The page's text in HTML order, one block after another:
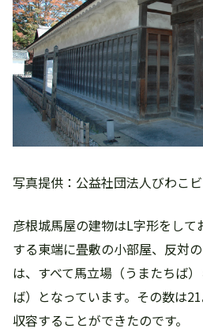
写真提供：公益社団法人びわこ
彦根城馬屋の建物はL字形をして
する東端に畳敷の小部屋、反対
は、すべて馬立場（うまたちば
ば）となっています。その数は
収容することができたのです。